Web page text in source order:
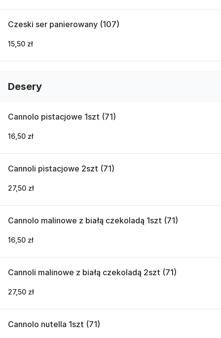
Czeski ser panierowany (107)
15,50 zł
Desery
Cannolo pistacjowe 1szt (71)
16,50 zł
Cannoli pistacjowe 2szt (71)
27,50 zł
Cannolo malinowe z białą czekoladą 1szt (71)
16,50 zł
Cannoli malinowe z białą czekoladą 2szt (71)
27,50 zł
Cannolo nutella 1szt (71)